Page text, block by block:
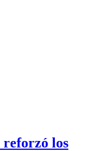
procesar caña de
de GESTIÓN de un